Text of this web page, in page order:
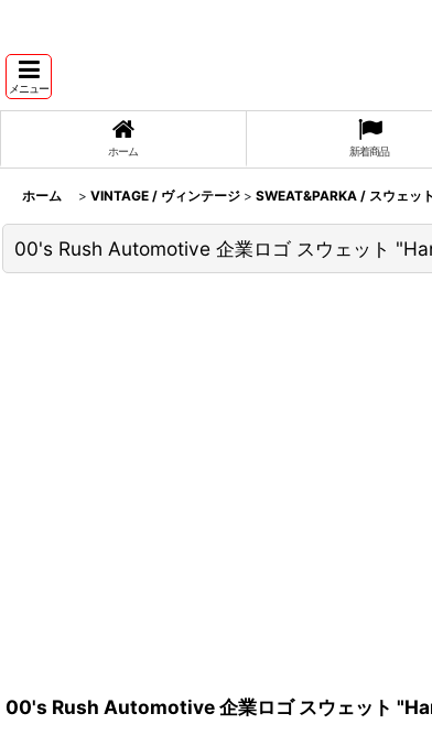
メニュー
ホーム 新着商品
ホーム > VINTAGE / ヴィンテージ > SWEAT&PARKA / スウェッ
00's Rush Automotive 企業ロゴ スウェット
00's Rush Automotive 企業ロゴ スウェット